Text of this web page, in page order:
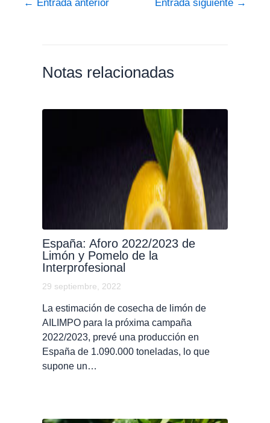
← Entrada anterior Entrada siguiente →
Notas relacionadas
España: Aforo 2022/2023 de
Limón y Pomelo de la
Interprofesional
29 septiembre, 2022
La estimación de cosecha de limón de
AILIMPO para la próxima campaña
2022/2023, prevé una producción en
España de 1.090.000 toneladas, lo que
supone un…